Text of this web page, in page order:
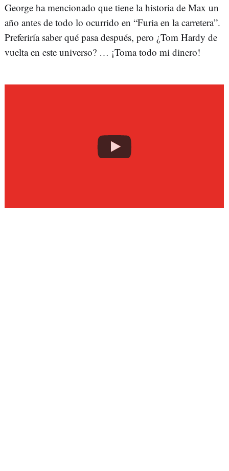
George ha mencionado que tiene la historia de Max un
año antes de todo lo ocurrido en “Furia en la carretera”.
Preferiría saber qué pasa después, pero ¿Tom Hardy de
vuelta en este universo? … ¡Toma todo mi dinero!